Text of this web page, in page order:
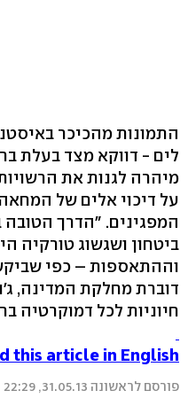
התמונות מהכיכר
לים - דווקא מצד בעלת
מיהרה לגנות את
על דיכוי אלים של
המפגינים. "הדרך הטובה
ביטחון ושגשוג טורקיה
וההתאספות – כפי
דוברת מחלקת המדינה,
חיוניות לכל דמוקרטיה
this article in English
פורסם לראשונה 31.05.13, 22:29